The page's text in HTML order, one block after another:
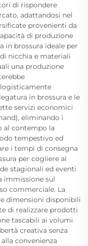
di rispondere
adattandosi nel
provenienti da
di produzione
in brossura ideale per
nicchia e materiali
una produzione
in brossura e le
servizi economici
eliminando i
al contempo la
tempestivo ed
i tempi di consegna
per cogliere al
stagionali ed eventi
immissione sul
commerciale. La
dimensioni disponibili
di realizzare prodotti
tascabili ai volumi
creativa senza
convenienza